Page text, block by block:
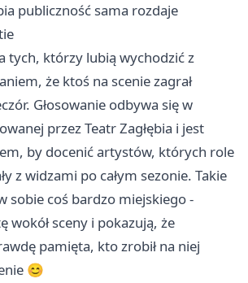
publiczność sama rozdaje
tych, którzy lubią wychodzić z
że ktoś na scenie zagrał
Głosowanie odbywa się w
przez Teatr Zagłębia i jest
by docenić artystów, których role
z widzami po całym sezonie. Takie
sobie coś bardzo miejskiego -
wokół sceny i pokazują, że
pamięta, kto zrobił na niej
😊